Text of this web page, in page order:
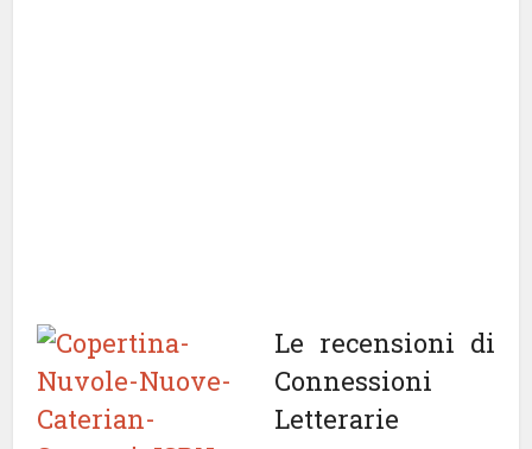
Le recensioni di
Connessioni
Letterarie